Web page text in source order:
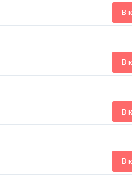
В
В
В
В